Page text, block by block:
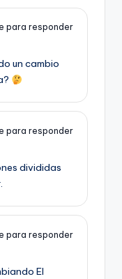
para responder
un cambio
para responder
divididas
para responder
El